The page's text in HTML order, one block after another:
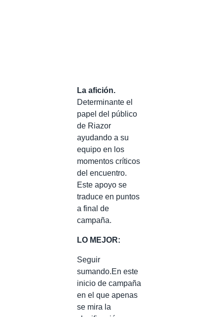
La afición.
Determinante el
papel del público
de Riazor
ayudando a su
equipo en los
momentos críticos
del encuentro.
Este apoyo se
traduce en puntos
a final de
campaña.
LO MEJOR:
Seguir
sumando.En este
inicio de campaña
en el que apenas
se mira la